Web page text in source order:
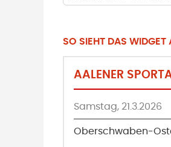
SO SIEHT DAS
AALENER
Samstag, 21.3.2026
Oberschwaben-